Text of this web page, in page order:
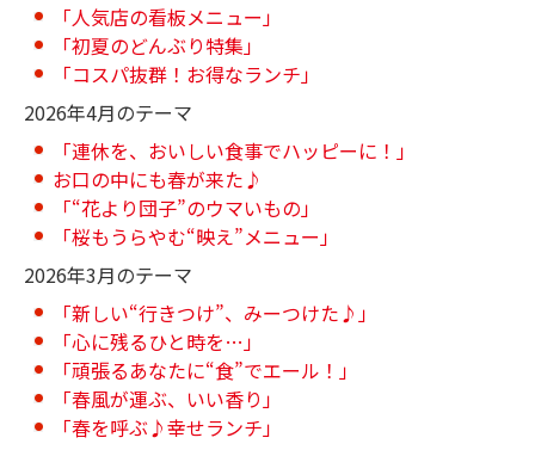
「人気店の看板メニュー」
「初夏のどんぶり特集」
「コスパ抜群！お得なランチ」
2026年4月のテーマ
「連休を、おいしい食事でハッピーに！」
お口の中にも春が来た♪
「“花より団子”のウマいもの」
「桜もうらやむ“映え”メニュー」
2026年3月のテーマ
「新しい“行きつけ”、みーつけた♪」
「心に残るひと時を…」
「頑張るあなたに“食”でエール！」
「春風が運ぶ、いい香り」
「春を呼ぶ♪幸せランチ」